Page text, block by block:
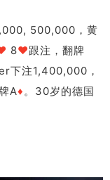
500,000，黄
8♥跟注，翻牌
下注1,400,000，
A♦ 。30岁的德国